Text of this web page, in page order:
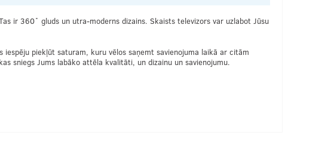
ir 360˚ gluds un utra-moderns dizains. Skaists televizors var uzlabot Jūsu
piekļūt saturam, kuru vēlos saņemt savienojuma laikā ar citām
sniegs Jums labāko attēla kvalitāti, un dizainu un savienojumu.